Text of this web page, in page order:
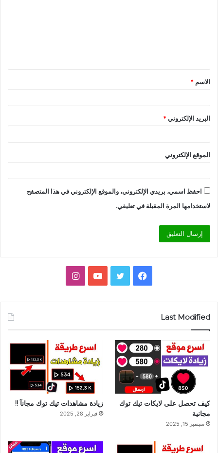
ق
*
الاسم *
البريد الإلكتروني*
الموقع الإلكتروني
احفظ اسمي، بريدي الإلكتروني، والموقع الإلكتروني في هذا المتصفح
لاستخدامها المرة المقبلة في تعليقي.
فيسبوك تويتر يوتيوبانستقرام
Last Modified
كيف تحصل على لايكات تيك توك
مجانية
سبتمبر 15, 2025
زيادة مشاهدات تيك توك مجانآ !!
فبراير 28, 2025